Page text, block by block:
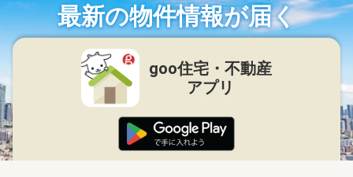
最新の物件情報が届く
goo住宅・不動産
アプリ